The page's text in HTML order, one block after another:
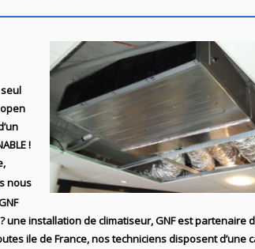
!
nous
uneinstallation de climatiseur, GNFest partenaire
ile de France,nos techniciens disposent d’une